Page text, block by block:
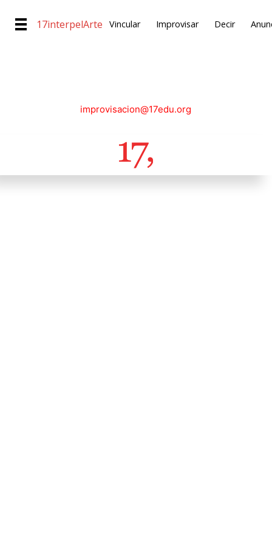
17interpelArte Vincular Improvisar Decir
improvisacion@17edu.org